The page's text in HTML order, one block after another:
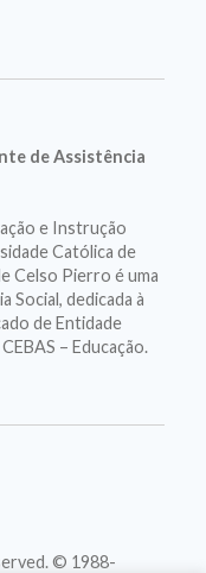
de Assistência
e Instrução
Católica de
Celso Pierro é uma
Social, dedicada à
de Entidade
– Educação.
© 1988-